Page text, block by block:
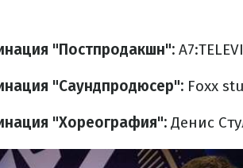
"Постпродакшн":
"Саундпродюсер": Foxx
"Хореография": Денис